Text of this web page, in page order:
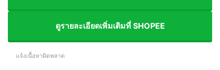
ดูรายละเอียดเพิ่มเติมที่ SHOPEE
แจ้งเนื้อหาผิดพลาด